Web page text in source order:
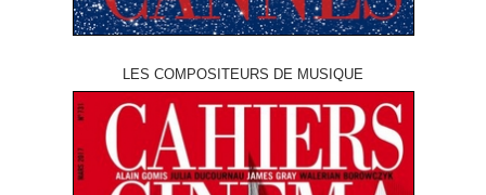
LES COMPOSITEURS DE MUSIQUE